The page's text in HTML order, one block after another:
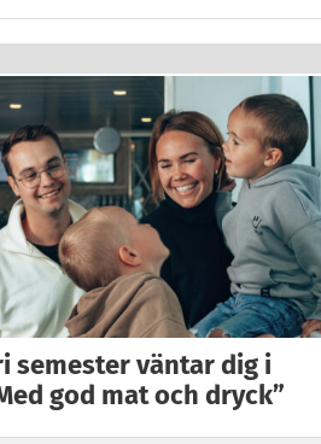
semester väntar dig i
god mat och dryck”